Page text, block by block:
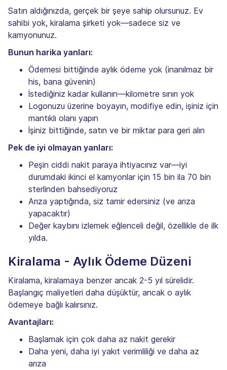
Satın aldığınızda, gerçek bir şeye sahip olursunuz. Ev
sahibi yok, kiralama şirketi yok—sadece siz ve
kamyonunuz.
Bunun harika yanları:
Ödemesi bittiğinde aylık ödeme yok (inanılmaz bir
his, bana güvenin)
İstediğiniz kadar kullanın—kilometre sınırı yok
Logonuzu üzerine boyayın, modifiye edin, işiniz için
mantıklı olanı yapın
İşiniz bittiğinde, satın ve bir miktar para geri alın
Pek de iyi olmayan yanları:
Peşin ciddi nakit paraya ihtiyacınız var—iyi
durumdaki ikinci el kamyonlar için 15 bin ila 70 bin
sterlinden bahsediyoruz
Arıza yaptığında, siz tamir edersiniz (ve arıza
yapacaktır)
Değer kaybını izlemek eğlenceli değil, özellikle de ilk
yılda.
Kiralama - Aylık Ödeme Düzeni
Kiralama, kiralamaya benzer ancak 2-5 yıl sürelidir.
Başlangıç maliyetleri daha düşüktür, ancak o aylık
ödemeye bağlı kalırsınız.
Avantajları:
Başlamak için çok daha az nakit gerekir
Daha yeni, daha iyi yakıt verimliliği ve daha az
arıza